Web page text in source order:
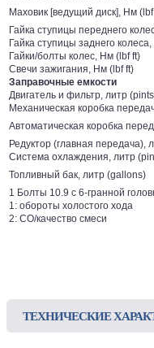
Маховик [ведущий диск], Нм (lbf
Гайка ступицы переднего
Гайка ступицы заднего
Гайки/болты колес, Нм (lbf ft)
Свечи зажигания, Нм (lbf ft)
Заправочные емкости
Двигатель и фильтр, литр
Механическая коробка
Автоматическая коробка
Редуктор (главная передача),
Система охлаждения, литр
Топливный бак, литр (gallons)
1 Болты 10.9 с 6-гранной
1: обороты холостого хода
2: СО/качество смеси
ТЕХНИЧЕСКИЕ